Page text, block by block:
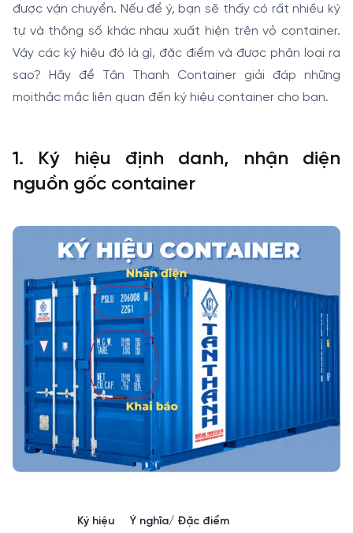
được vận chuyển. Nếu để ý, bạn sẽ thấy có rất nhiều ký
tự và thông số khác nhau xuất hiện trên vỏ container.
Vậy các ký hiệu đó là gì, đặc điểm và được phân loại ra
sao? Hãy để Tân Thanh Container giải đáp những
mọithắc mắc liên quan đến ký hiệu container cho bạn.
1. Ký hiệu định danh, nhận diện
nguồn gốc container
Ký hiệu
Ý nghĩa/ Đặc điểm